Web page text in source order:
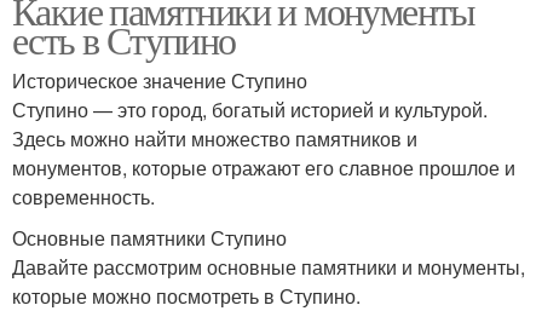
есть в Ступино
Историческое значение Ступино
Ступино — это город, богатый историей и культурой.
Здесь можно найти множество памятников и
монументов, которые отражают его славное прошлое и
современность.
Основные памятники Ступино
Давайте рассмотрим основные памятники и монументы,
которые можно посмотреть в Ступино.